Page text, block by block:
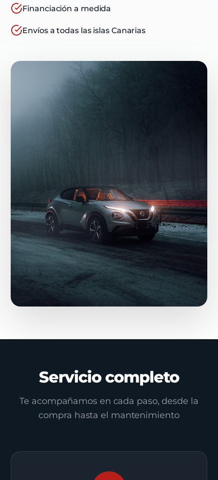
Financiación a medida
Envíos a todas las islas Canarias
Servicio completo
Te acompañamos en cada paso, desde la
compra hasta el mantenimiento